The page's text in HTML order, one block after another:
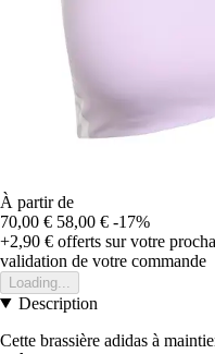
À partir de
70,00 € 58,00 € -17%
+2,90 € offerts sur votre
validation de votre commande
Loading...
Description
Cette brassière adidas à